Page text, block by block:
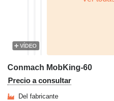
VÍDEO
Conmach MobKing-60
Precio a consultar
Del fabricante